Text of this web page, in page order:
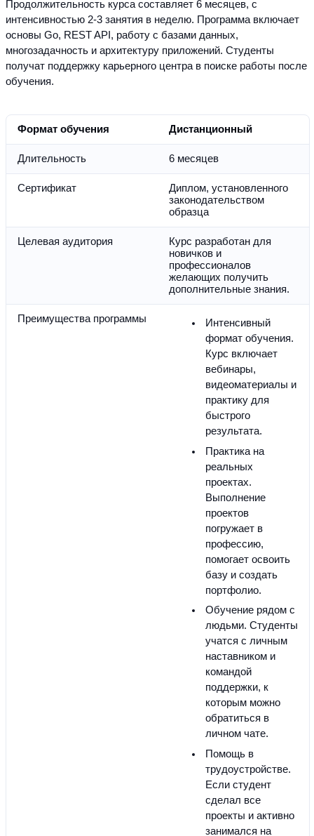
Продолжительность курса составляет 6 месяцев, с
интенсивностью 2-3 занятия в неделю. Программа включает
основы Go, REST API, работу с базами данных,
многозадачность и архитектуру приложений. Студенты
получат поддержку карьерного центра в поиске работы после
обучения.
Формат обучения Дистанционный
Длительность 6 месяцев
Сертификат
Диплом, установленного
законодательством
образца
Целевая аудитория
Курс разработан для
новичков и
профессионалов
желающих получить
дополнительные знания.
Преимущества программы
Интенсивный
формат обучения.
Курс включает
вебинары,
видеоматериалы и
практику для
быстрого
результата.
Практика на
реальных
проектах.
Выполнение
проектов
погружает в
профессию,
помогает освоить
базу и создать
портфолио.
Обучение рядом с
людьми. Студенты
учатся с личным
наставником и
командой
поддержки, к
которым можно
обратиться в
личном чате.
Помощь в
трудоустройстве.
Если студент
сделал все
проекты и активно
занимался на